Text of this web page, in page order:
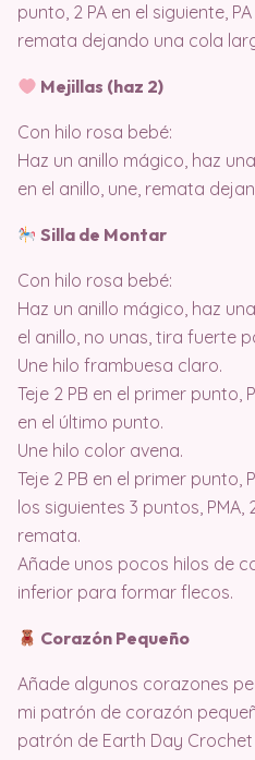
punto, 2 PA en el siguiente,
remata dejando una cola
Mejillas (haz 2)
Con hilo rosa bebé:
Haz un anillo mágico, haz
en el anillo, une, remata
Silla de Montar
Con hilo rosa bebé:
Haz un anillo mágico, haz
el anillo, no unas, tira fuerte
Une hilo frambuesa claro.
Teje 2 PB en el primer punto,
en el último punto.
Une hilo color avena.
Teje 2 PB en el primer punto,
los siguientes 3 puntos,
remata.
Añade unos pocos hilos de
inferior para formar flecos.
Corazón Pequeño
Añade algunos corazones
mi patrón de corazón
patrón de Earth Day